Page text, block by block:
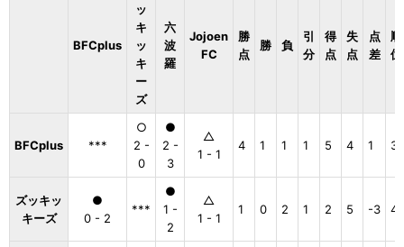
BFCplus
ッ
キ
ッ
キ
ー
ズ
六
波
羅
Jojoen
FC
勝
点
勝 負
引
分
得
点
失
点
点
差
順
位
BFCplus ***
○
2 -
0
●
2 -
3
△
1 - 1
4 1 1 1 5 4 1 3
ズッキッ
キーズ
●
0 - 2
***
●
1 -
2
△
1 - 1
1 0 2 1 2 5 -3 4